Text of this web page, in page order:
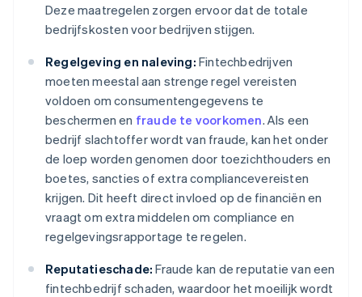
Deze maatregelen zorgen ervoor dat de totale
bedrijfskosten voor bedrijven stijgen.
Regelgeving en naleving: Fintechbedrijven
moeten meestal aan strenge regel vereisten
voldoen om consumentengegevens te
beschermen en fraude te voorkomen. Als een
bedrijf slachtoffer wordt van fraude, kan het onder
de loep worden genomen door toezichthouders en
boetes, sancties of extra compliancevereisten
krijgen. Dit heeft direct invloed op de financiën en
vraagt om extra middelen om compliance en
regelgevingsrapportage te regelen.
Reputatieschade: Fraude kan de reputatie van een
fintechbedrijf schaden, waardoor het moeilijk wordt